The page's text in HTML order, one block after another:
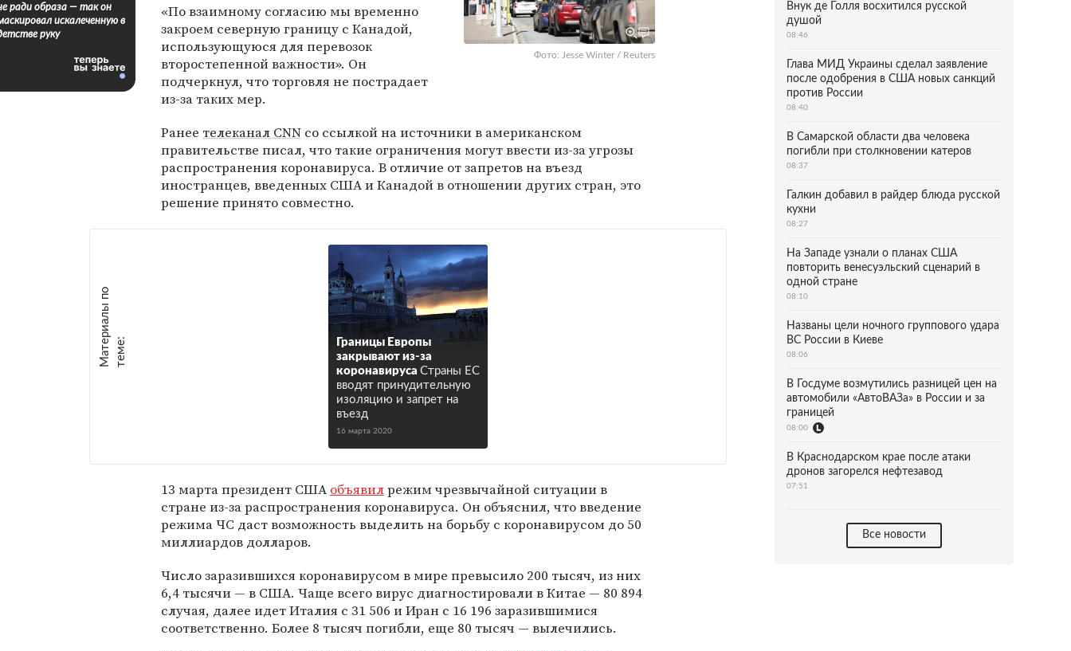
Фото: Jesse Winter / Reuters
«По взаимному согласию мы временно
закроем северную границу с Канадой,
использующуюся для перевозок
второстепенной важности». Он
подчеркнул, что торговля не пострадает
из-за таких мер.
Ранее телеканал CNN со ссылкой на источники в американском
правительстве писал, что такие ограничения могут ввести из-за угрозы
распространения коронавируса. В отличие от запретов на въезд
иностранцев, введенных США и Канадой в отношении других стран, это
решение принято совместно.
М
а
т е
р
и
а
л
ы
п
о
т
е
м
е :
Границы Европы
закрывают из-за
коронавируса Cтраны ЕС
вводят принудительную
изоляцию и запрет на
въезд
16 марта 2020
13 марта президент США объявилрежим чрезвычайной ситуации в
стране из-за распространения коронавируса. Он объяснил, что введение
режима ЧС даст возможность выделить на борьбу с коронавирусом до 50
миллиардов долларов.
Число заразившихся коронавирусом в мире превысило 200 тысяч, из них
6,4 тысячи — в США. Чаще всего вирус диагностировали в Китае — 80 894
случая, далее идет Италия с 31 506 и Иран с 16 196 заразившимися
соответственно. Более 8 тысяч погибли, еще 80 тысяч — вылечились.
ради образа — так он
искалеченную в
руку
Внук де Голля восхитился русской
душой
08:46
Глава МИД Украины сделал заявление
после одобрения в США новых санкций
против России
08:40
В Самарской области два человека
погибли при столкновении катеров
08:37
Галкин добавил в райдер блюда русской
кухни
08:27
На Западе узнали о планах США
повторить венесуэльский сценарий в
одной стране
08:10
Названы цели ночного группового удара
ВС России в Киеве
08:06
В Госдуме возмутились разницей цен на
автомобили «АвтоВАЗа» в России и за
границей
08:00
В Краснодарском крае после атаки
дронов загорелся нефтезавод
07:51
Все новости